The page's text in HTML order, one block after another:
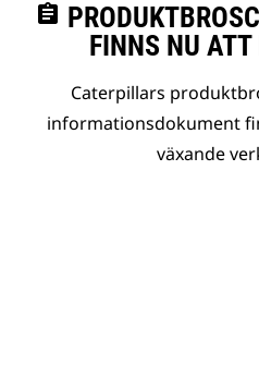
assignment
FINNS NU
Caterpillars
informationsdokument
växande